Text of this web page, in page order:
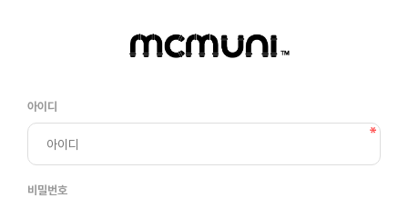
아이디
비밀번호